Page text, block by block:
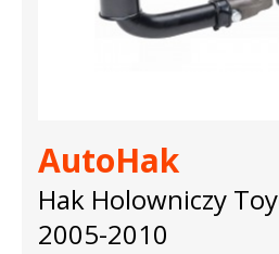
AutoHak
Hak Holowniczy
2005-2010